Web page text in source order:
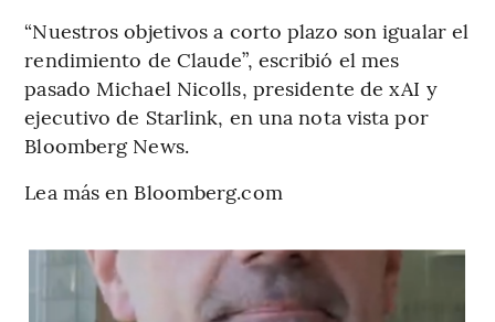
“Nuestros objetivos a corto plazo son igualar el
rendimiento de Claude”, escribió el mes
pasado Michael Nicolls, presidente de xAI y
ejecutivo de Starlink, en una nota vista por
Bloomberg News.
Lea más en Bloomberg.com